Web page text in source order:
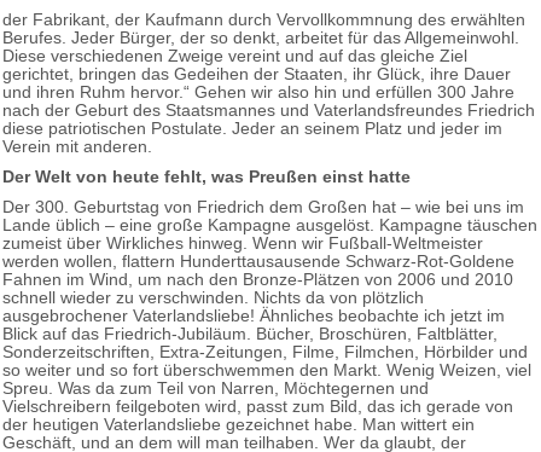
der Fabrikant, der Kaufmann durch Vervollkommnung des erwählten
Berufes. Jeder Bürger, der so denkt, arbeitet für das Allgemeinwohl.
Diese verschiedenen Zweige vereint und auf das gleiche Ziel
gerichtet, bringen das Gedeihen der Staaten, ihr Glück, ihre Dauer
und ihren Ruhm hervor.“ Gehen wir also hin und erfüllen 300 Jahre
nach der Geburt des Staatsmannes und Vaterlandsfreundes Friedrich
diese patriotischen Postulate. Jeder an seinem Platz und jeder im
Verein mit anderen.
Der Welt von heute fehlt, was Preußen einst hatte
Der 300. Geburtstag von Friedrich dem Großen hat – wie bei uns im
Lande üblich – eine große Kampagne ausgelöst. Kampagne täuschen
zumeist über Wirkliches hinweg. Wenn wir Fußball-Weltmeister
werden wollen, flattern Hunderttausausende Schwarz-Rot-Goldene
Fahnen im Wind, um nach den Bronze-Plätzen von 2006 und 2010
schnell wieder zu verschwinden. Nichts da von plötzlich
ausgebrochener Vaterlandsliebe! Ähnliches beobachte ich jetzt im
Blick auf das Friedrich-Jubiläum. Bücher, Broschüren, Faltblätter,
Sonderzeitschriften, Extra-Zeitungen, Filme, Filmchen, Hörbilder und
so weiter und so fort überschwemmen den Markt. Wenig Weizen, viel
Spreu. Was da zum Teil von Narren, Möchtegernen und
Vielschreibern feilgeboten wird, passt zum Bild, das ich gerade von
der heutigen Vaterlandsliebe gezeichnet habe. Man wittert ein
Geschäft, und an dem will man teilhaben. Wer da glaubt, der